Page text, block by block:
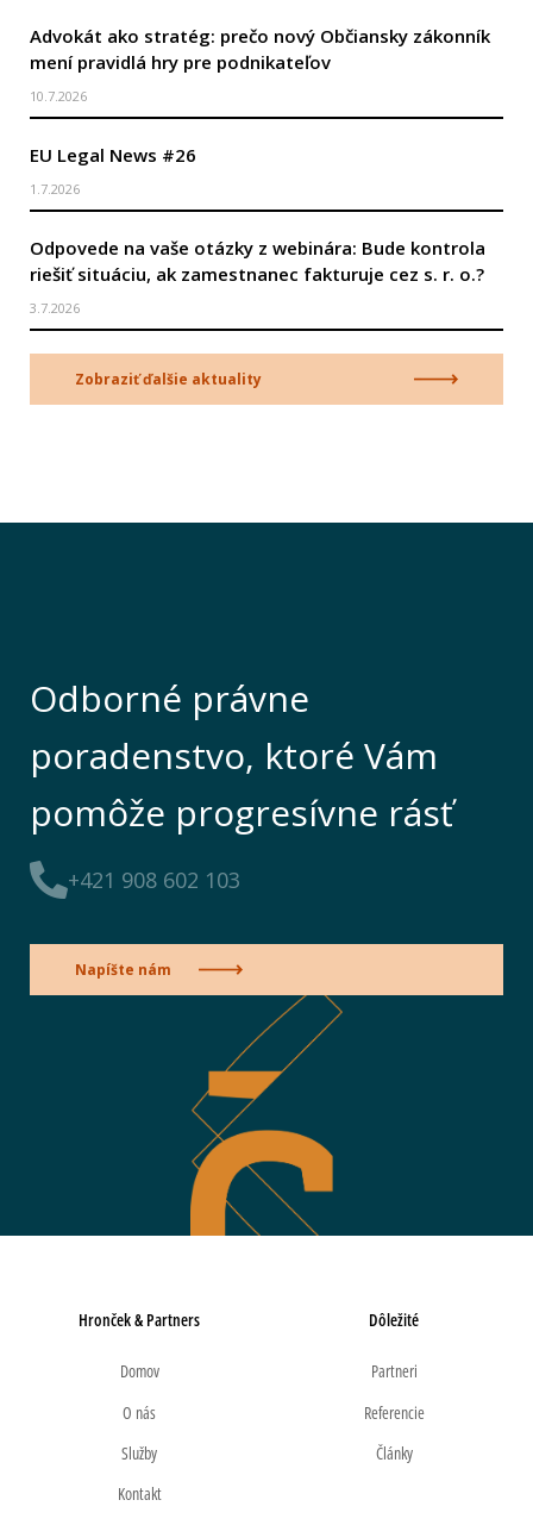
Advokát ako stratég: prečo nový Občiansky zákonník
mení pravidlá hry pre podnikateľov
10.7.2026
EU Legal News #26
1.7.2026
Odpovede na vaše otázky z webinára: Bude kontrola
riešiť situáciu, ak zamestnanec fakturuje cez s. r. o.?
3.7.2026
Zobraziť ďalšie aktuality
Odborné právne
poradenstvo, ktoré Vám
pomôže progresívne rásť
+421 908 602 103
Napíšte nám
Hronček & Partners
Domov
O nás
Služby
Kontakt
Dôležité
Partneri
Referencie
Články